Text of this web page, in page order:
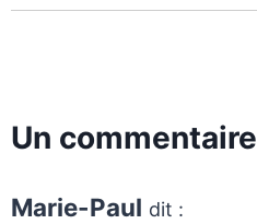
Un commentaire
Marie-Paul dit :